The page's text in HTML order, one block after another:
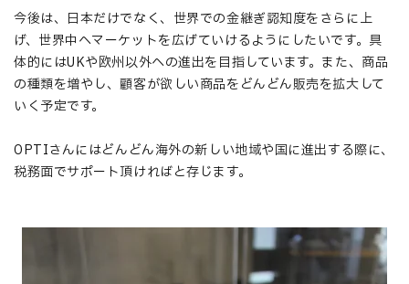
今後は、日本だけでなく、世界での金継ぎ認知度をさらに上
げ、世界中へマーケットを広げていけるようにしたいです。具
体的にはUKや欧州以外への進出を目指しています。また、商品
の種類を増やし、顧客が欲しい商品をどんどん販売を拡大して
いく予定です。
OPTIさんにはどんどん海外の新しい地域や国に進出する際に、
税務面でサポート頂ければと存じます。